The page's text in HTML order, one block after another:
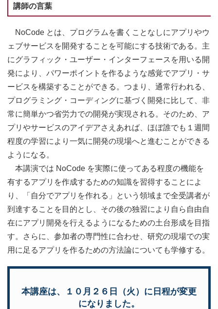
講師の言葉
NoCode とは、プログラムを書くことなしにアプリやウ
ェブサービスを開発することを可能にする技術である。主
にグラフィック・ユーザー・インターフェースを用いる開
発により、パワーポイントを作るような感覚でアプリ・サ
ービスを構築することができる。つまり、通常行われる、
プログラミング・コーディングに基づく開発に比して、非
常に簡単かつ省労力での開発が実現される。そのため、ア
プリやサービスのアイデアさえあれば、ほぼ誰でも１週間
程度の学習により一気に開発の現場へと進むことができる
ようになる。
本講演では NoCode を実際に使ってある程度の機能を
有するアプリを作成するための知識を習得することによ
り、「自分でアプリを作れる」という領域まで全受講者が
到達することを目的とし、その後の独習により自ら自由自
在にアプリ開発を行えるようになるための土台形成を目指
す。さらに、参加者の専門性に合わせ、研究の現場での実
用に足るアプリを作るための方法論についても学修する。
本講座は、１０月２６日（火）に日程が変更
になりました。